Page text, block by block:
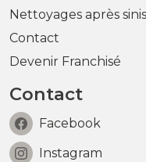
Nettoyages après
Contact
Devenir Franchisé
Contact
Facebook
Instagram